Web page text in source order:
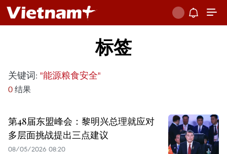
标签
关键词: "能源粮食安全"
0 结果
第48届东盟峰会：黎明兴总理就应对
多层面挑战提出三点建议
08/05/2026 08:20